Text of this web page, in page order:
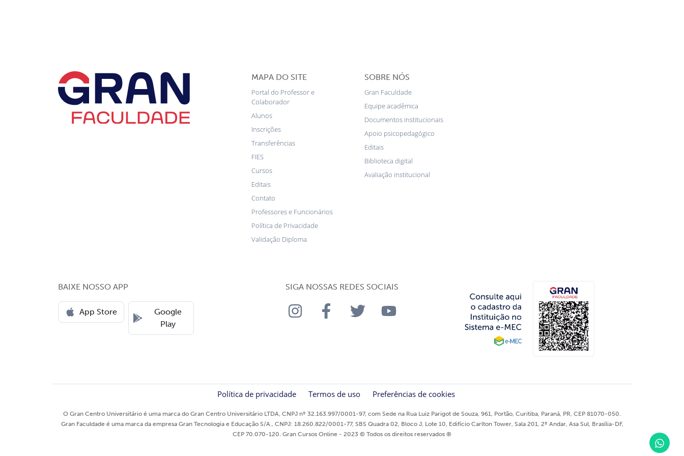
MAPA DO SITE
Portal do Professor e
Colaborador
Alunos
Inscrições
Transferências
FIES
Cursos
Editais
Contato
Professores e Funcionários
Política de Privacidade
Validação Diploma
SOBRE NÓS
Gran Faculdade
Equipe acadêmica
Documentos institucionais
Apoio psicopedagógico
Editais
Biblioteca digital
Avaliação institucional
BAIXE NOSSO APP
App Store
Google
Play
SIGA NOSSAS REDES SOCIAIS
Política de privacidade Termos de uso Preferências de cookies
O Gran Centro Universitário é uma marca do Gran Centro Universitário LTDA, CNPJ nº 32.163.997/0001-97, com Sede na Rua Luiz Parigot de Souza, 961, Portão, Curitiba, Paraná, PR, CEP 81070-050.
Gran Faculdade é uma marca da empresa Gran Tecnologia e Educação S/A., CNPJ: 18.260.822/0001-77, SBS Quadra 02, Bloco J, Lote 10, Edifício Carlton Tower, Sala 201, 2º Andar, Asa Sul, Brasília-DF,
CEP 70.070-120. Gran Cursos Online - 2023 © Todos os direitos reservados ®